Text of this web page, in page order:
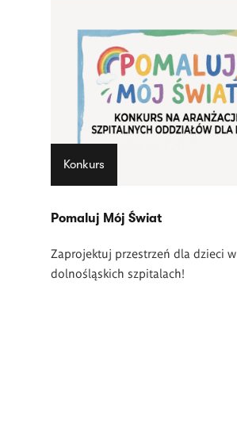
Konkurs
Pomaluj Mój Świat
Zaprojektuj przestrzeń dla dzieci w
dolnośląskich szpitalach!